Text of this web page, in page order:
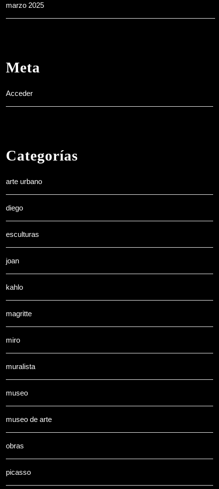
marzo 2025
Meta
Acceder
Categorías
arte urbano
diego
esculturas
joan
kahlo
magritte
miro
muralista
museo
museo de arte
obras
picasso